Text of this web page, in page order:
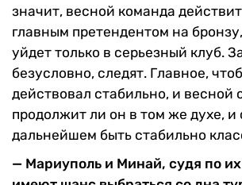
значит, весной команда
главным претендентом на
уйдет только в серьезный клуб.
безусловно, следят. Главное,
действовал стабильно, и весной
продолжит ли он в том же духе, и
дальнейшем быть стабильно
— Мариуполь и Минай, судя по их